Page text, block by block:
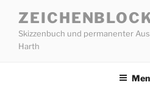
Inhalt
springen
Skizzenbuch und permanenter
Harth